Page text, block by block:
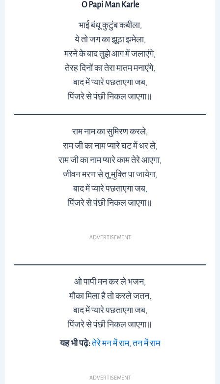
O Papi Man Karle
भाई बंधू कुटुंब कबीला,
ये तो जग का झूठा झमेला,
मरने के बाद तुझे आग में जलाएंगे,
तेरह दिनों का तेरा मातम मनाएंगे,
बाद में प्यारे पछताएगा जब,
पिंजरे से पंछी निकल जाएगा॥
राम नाम का सुमिरण करले,
राम जी का नाम प्यारे घट में धर ले,
राम जी का नाम प्यारे काम तेरे आएगा,
जीवन मरण से तू मुक्ति पा जायेगा,
बाद में प्यारे पछताएगा जब,
पिंजरे से पंछी निकल जाएगा॥
ADVERTISEMENT
ओ पापी मन कर ले भजन,
मौका मिला है तो करले जतन,
बाद में प्यारे पछताएगा जब,
पिंजरे से पंछी निकल जाएगा॥
यह भी पढ़े:तेरे मन में राम, तन में राम
ADVERTISEMENT